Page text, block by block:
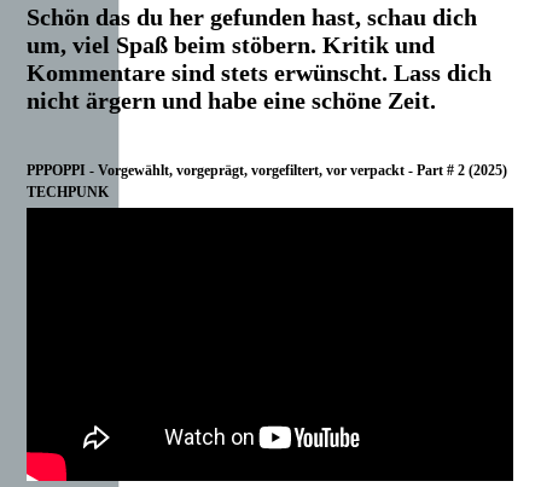
Schön das du her gefunden hast, schau dich
um, viel Spaß beim stöbern. Kritik und
Kommentare sind stets erwünscht. Lass dich
nicht ärgern und habe eine schöne Zeit.
PPPOPPI - Vorgewählt, vorgeprägt, vorgefiltert, vor verpackt - Part # 2 (2025)
TECHPUNK